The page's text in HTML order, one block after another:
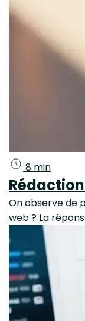
8 min
On observe de
web ? La